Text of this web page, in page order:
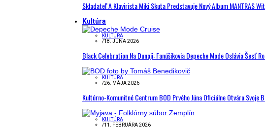
Skladateľ A Klavirista Miki Skuta Predstavuje Nový Album MANTRAS
Kultúra
KULTÚRA
/18. JÚNA 2026
Black Celebration Na Dunaji: Fanúšikovia Depeche Mode Oslávia Šesť
KULTÚRA
/26. MÁJA 2026
Kultúrno-Komunitné Centrum BOD Prvého Júna Oficiálne Otvára Svoje
KULTÚRA
/11. FEBRUÁRA 2026